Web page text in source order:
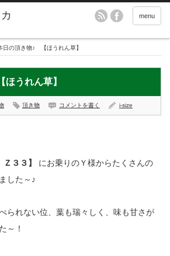
menu
日の頂き物♪ 【ほうれん草】
うれん草】
頂き物 コメントを書く i-size
３３】
にお乗りのＹ様からたくさんの
した～♪
られない位、葉も瑞々しく、味も甘さが
～！